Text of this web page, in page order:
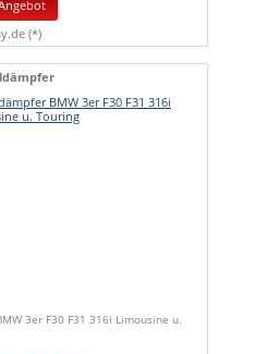
(*)
3er F30 F31 316i Limousine u.